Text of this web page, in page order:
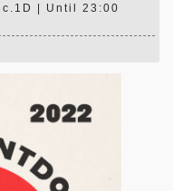
| Until 23:00